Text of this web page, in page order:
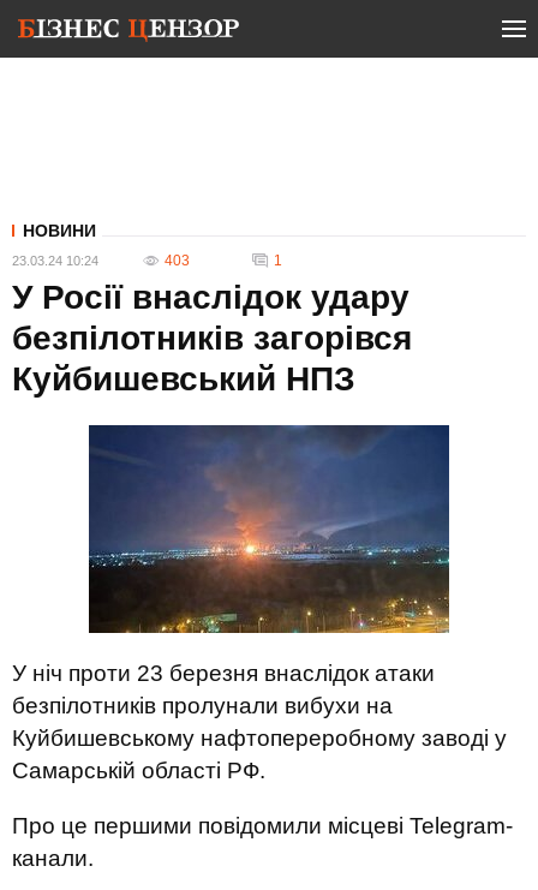
НОВИНИ
23.03.24 10:24 403 1
У Росії внаслідок удару
безпілотників загорівся
Куйбишевський НПЗ
У ніч проти 23 березня внаслідок атаки
безпілотників пролунали вибухи на
Куйбишевському нафтопереробному заводі у
Самарській області РФ.
Про це першими повідомили місцеві Telegram-
канали.